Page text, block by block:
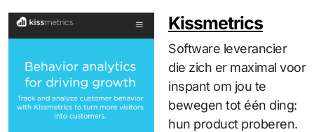
Kissmetrics
Software leverancier
die zich er maximal voor
inspant om jou te
bewegen tot één ding:
hun product proberen.